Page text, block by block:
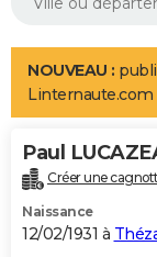
Aménagement
LIFESTYLE
Art de vivre
Bien-être
Loisirs
Mode
Modes de vie
Alimentation
Guide de la santé
Maladies
Médicaments
Sommeil
VOYAGE
Destinations
City break
Voyage nature
Voyage de noces
Forum
Climat
+PHOTO
GUIDES D'ACHAT
NOUVEAU :
Linternaute.com
Paul
Créer une
Naissance
12/02/1931 à